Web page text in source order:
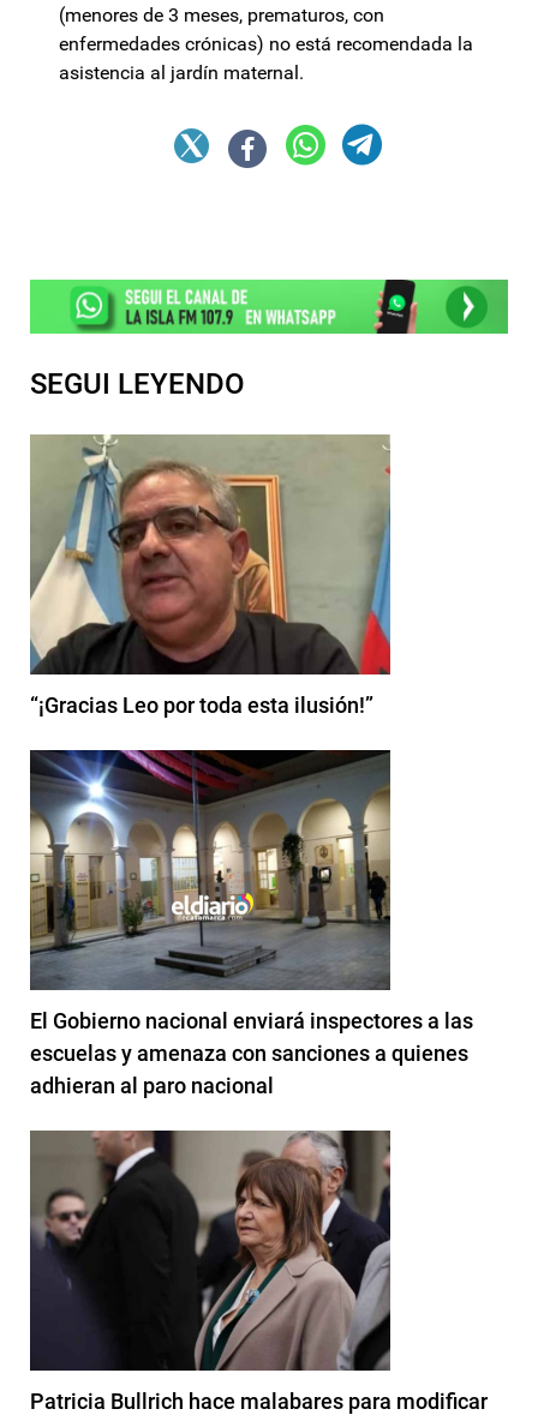
(menores de 3 meses, prematuros, con
enfermedades crónicas) no está recomendada la
asistencia al jardín maternal.
SEGUI LEYENDO
“¡Gracias Leo por toda esta ilusión!”
El Gobierno nacional enviará inspectores a las
escuelas y amenaza con sanciones a quienes
adhieran al paro nacional
Patricia Bullrich hace malabares para modificar